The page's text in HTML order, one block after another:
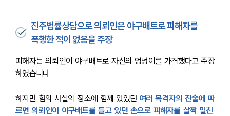
진주법률상담으로 의뢰인은 야구배트로 피해자를
폭행한 적이 없음을 주장
피해자는 의뢰인이 야구배트로 자신의 엉덩이를 가격했다고 주장
하였습니다.
하지만 혐의 사실의 장소에 함께 있었던 여러 목격자의 진술에 따
르면 의뢰인이 야구배트를 들고 있던 손으로 피해자를 살짝 밀친